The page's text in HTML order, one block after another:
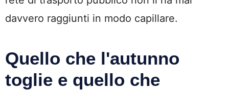
davvero raggiunti in modo capillare.
Quello che l'autunno
toglie e quello che